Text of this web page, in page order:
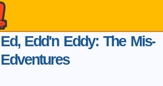
Ed, Edd'n Eddy: The Mis-
Edventures